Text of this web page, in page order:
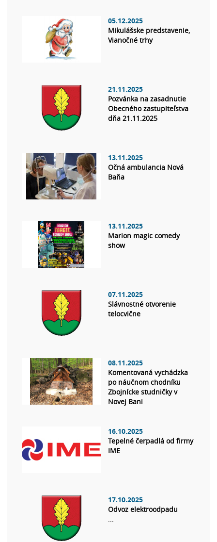
05.12.2025
Mikulášske predstavenie,
Vianočné trhy
21.11.2025
Pozvánka na zasadnutie
Obecného zastupiteľstva
dňa 21.11.2025
13.11.2025
Očná ambulancia Nová
Baňa
13.11.2025
Marion magic comedy
show
07.11.2025
Slávnostné otvorenie
telocvične
08.11.2025
Komentovaná vychádzka
po náučnom chodníku
Zbojnícke studničky v
Novej Bani
16.10.2025
Tepelné čerpadlá od firmy
IME
17.10.2025
Odvoz elektroodpadu
...